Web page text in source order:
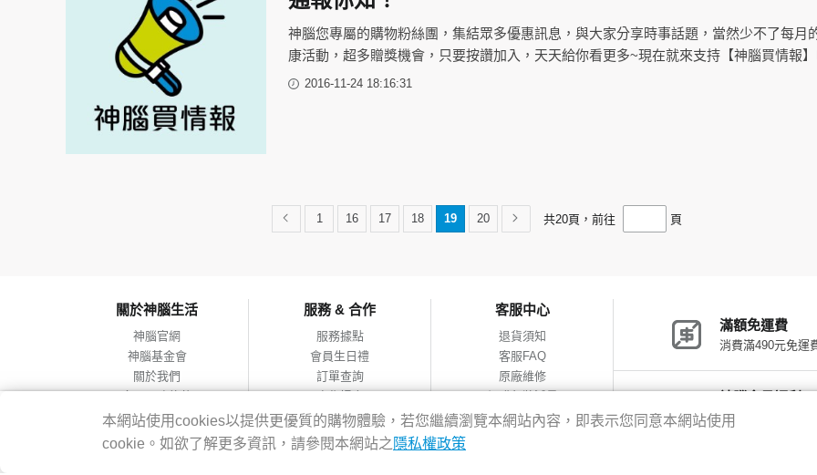
神腦您專屬的購物粉絲團，集結眾多優惠訊息，與大家分享時事話題，當然少不了每月
康活動，超多贈獎機會，只要按讚加入，天天給你看更多~現在就來支持【神腦買情報】
2016-11-24 18:16:31
1 16 17 18 19 20 共20頁，前往 頁
關於神腦生活
神腦官網
神腦基金會
關於我們
會員服務條款
隱私權政策
網站導覽
服務 & 合作
服務據點
會員生日禮
訂單查詢
合作提案
客服中心
退貨須知
客服FAQ
原廠維修
網購包裝減量
滿額免運費
消費滿490元免運
會員獨享優惠
本網站使用cookies以提供更優質的購物體驗，若您繼續瀏覽本網站內容，即表示您同意本網站使用
cookie。如欲了解更多資訊，請參閱本網站之 隱私權政策